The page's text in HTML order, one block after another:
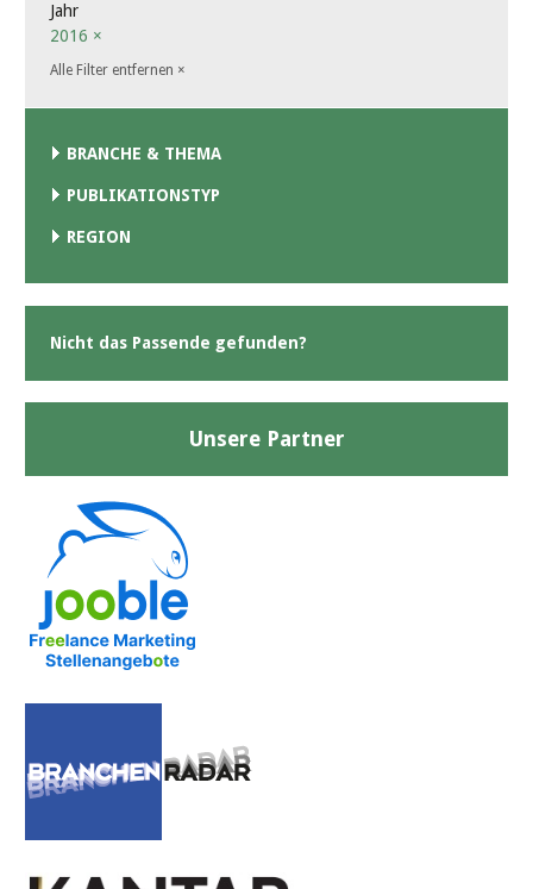
Jahr
2016 ×
Alle Filter entfernen ×
BRANCHE & THEMA
PUBLIKATIONSTYP
REGION
Nicht das Passende gefunden?
Unsere Partner